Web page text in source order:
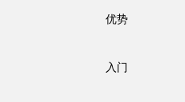
优势
入门